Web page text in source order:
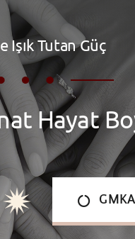
Işık Tutan Güç
Hayat